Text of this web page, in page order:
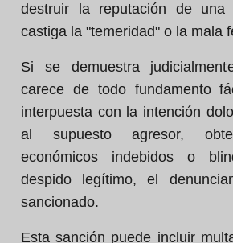
destruir la reputación de
castiga la "temeridad" o la mala
Si se demuestra
carece de todo fundamento
interpuesta con la intención
al supuesto agresor,
económicos indebidos o
despido legítimo, el
sancionado.
Esta sanción puede incluir